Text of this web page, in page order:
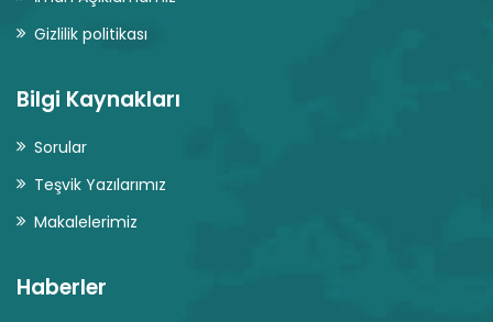
Gizlilik politikası
Bilgi Kaynakları
Sorular
Teşvik Yazılarımız
Makalelerimiz
Haberler